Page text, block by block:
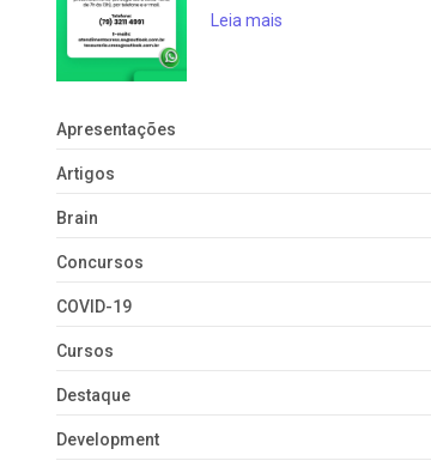
Leia mais
Apresentações
Artigos
Brain
Concursos
COVID-19
Cursos
Destaque
Development